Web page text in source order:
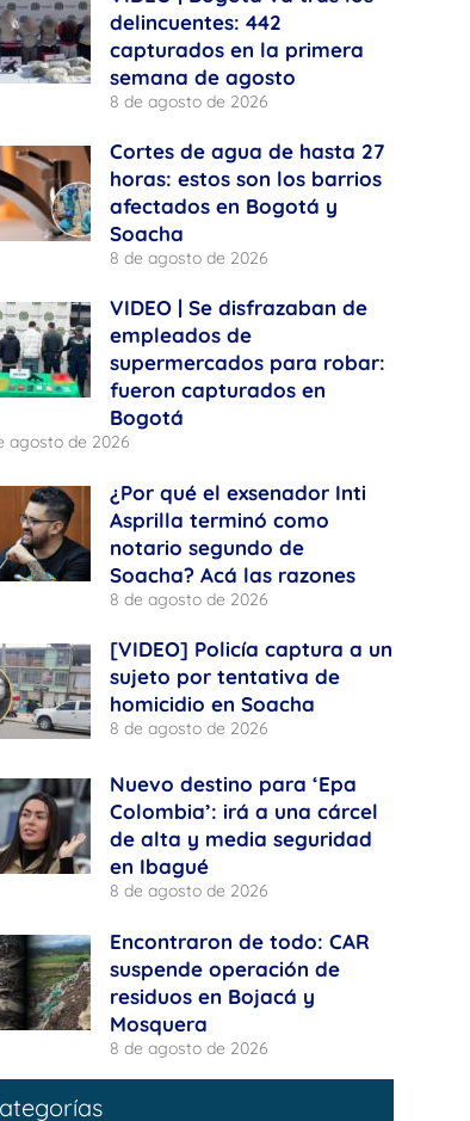
delincuentes: 442
capturados en la primera
semana de agosto
8 de agosto de 2026
Cortes de agua de hasta 27
horas: estos son los barrios
afectados en Bogotá y
Soacha
8 de agosto de 2026
VIDEO | Se disfrazaban de
empleados de
supermercados para robar:
fueron capturados en
Bogotá
agosto de 2026
¿Por qué el exsenador Inti
Asprilla terminó como
notario segundo de
Soacha? Acá las razones
8 de agosto de 2026
[VIDEO] Policía captura a un
sujeto por tentativa de
homicidio en Soacha
8 de agosto de 2026
Nuevo destino para ‘Epa
Colombia’: irá a una cárcel
de alta y media seguridad
en Ibagué
8 de agosto de 2026
Encontraron de todo: CAR
suspende operación de
residuos en Bojacá y
Mosquera
8 de agosto de 2026